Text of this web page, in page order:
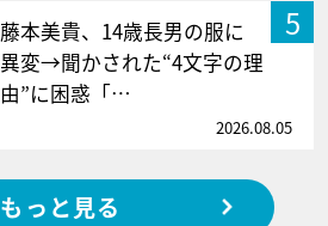
5
藤本美貴、14歳長男の服に
異変→聞かされた“4文字の理
由”に困惑「…
2026.08.05
もっと見る